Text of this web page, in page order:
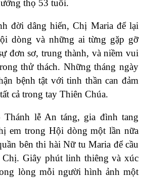
thọ 53 tuổi.
đời dâng hiến, Chị Maria để lại
dòng và những ai từng gặp gỡ
đơn sơ, trung thành, và niềm vui
thử thách. Những tháng ngày
bệnh tật với tinh thần can đảm
cả trong tay Thiên Chúa.
lễ An táng, gia đình tang
em trong Hội dòng một lần nữa
bên thi hài Nữ tu Maria để cầu
Giây phút linh thiêng và xúc
lòng mỗi người hình ảnh một